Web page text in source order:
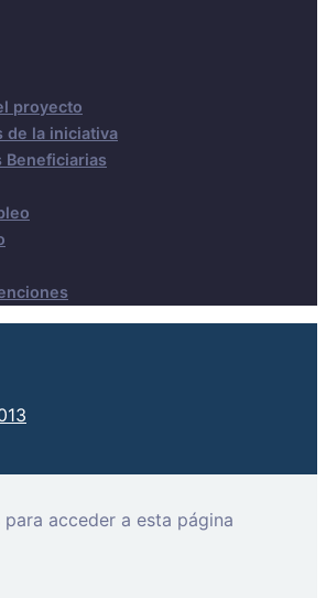
proyecto
de la iniciativa
Beneficiarias
para acceder a esta página